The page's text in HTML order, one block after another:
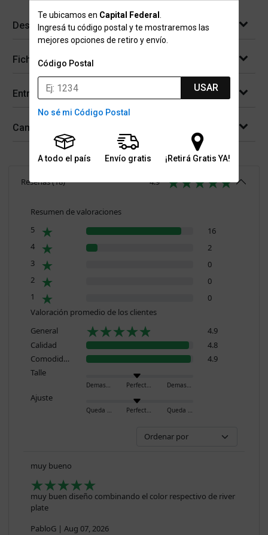
Te ubicamos en Capital Federal
Ingresá tu código postal y te mostraremos las
mejores opciones de retiro y envío.
Código Postal
USAR
No sé mi Código Postal
A todo el país Envío gratis ¡Retirá Gratis YA!
Descripción
Ficha técnica
Entregas
Cambios y devoluciones
Reseñas(18) 4.9
Resumen de valoraciones
5
16
4
2
3
0
2
0
1
0
Valoración promedio de los clientes
General
4.9
Calidad
4.8
Comodidad
4.9
Talle
Demasiado pequeño Perfecto Demasiado grande
Ajuste
Queda ajustado Perfecto Queda holgado
muy bueno
muy buen diseño combinando el color respectivo de river
plate
PabloG | Aug 07, 2026